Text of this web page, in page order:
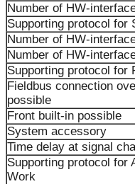
Number of HW-
Supporting protocol for
Number of HW-
Number of HW-
Supporting protocol for
Fieldbus connection
possible
Front built-in possible
System accessory
Time delay at signal
Supporting protocol for
Work